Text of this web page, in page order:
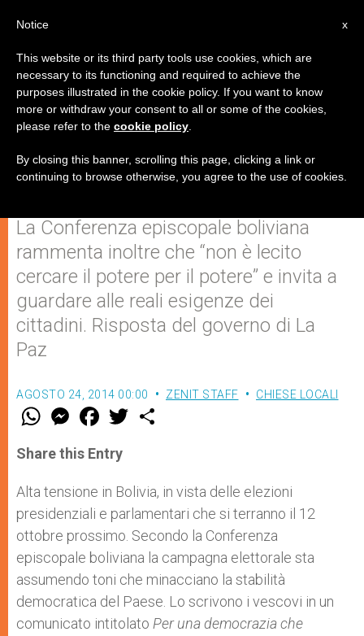
Bolivia, i vescovi denunciano una
campagna elettorale dai toni
violenti
La Conferenza episcopale boliviana
rammenta inoltre che “non è lecito
cercare il potere per il potere” e invita a
guardare alle reali esigenze dei
cittadini. Risposta del governo di La
Paz
AGOSTO 24, 2014 00:00 ZENIT STAFF CHIESE LOCALI
W
t
s
p
p
M
e
s
e
g
e
r
F
a
e
b
o
k
w
r
Share this Entry
Alta tensione in Bolivia, in vista delle elezioni
presidenziali e parlamentari che si terranno il 12
ottobre prossimo. Secondo la Conferenza
episcopale boliviana la campagna elettorale sta
assumendo toni che minacciano la stabilità
democratica del Paese. Lo scrivono i vescovi in un
comunicato intitolato Per una democrazia che
x
Notice
This website or its third party tools use cookies, which are
necessary to its functioning and required to achieve the
purposes illustrated in the cookie policy. If you want to know
more or withdraw your consent to all or some of the cookies,
please refer to the cookie policy
By closing this banner, scrolling this page, clicking a link or
continuing to browse otherwise, you agree to the use of cookies.